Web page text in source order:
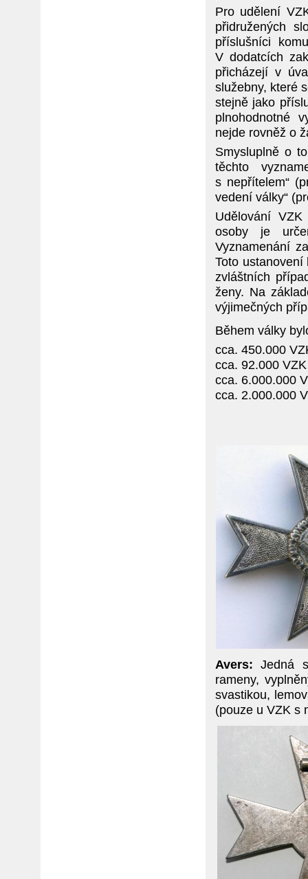
Pro udělení
přidružených
příslušníci
V dodatcích
přicházejí v
služebny, které
stejně jako
plnohodnotné
nejde rovněž o
Smysluplně o
těchto
s nepřítelem“
vedení války“
Udělování
osoby je
Vyznamenání
Toto
zvláštních
ženy. Na
výjimečných
Během války
cca. 450.000
cca. 92.000
cca. 6.000.000
cca. 2.000.000
Avers: Jedná
rameny,
svastikou,
(pouze u VZK s